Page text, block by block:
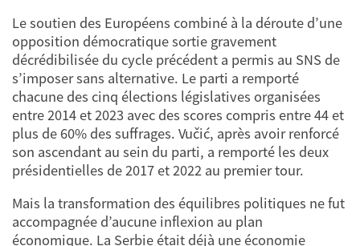
Le soutien des Européens combiné à la déroute d’une
opposition démocratique sortie gravement
décrédibilisée du cycle précédent a permis au SNS de
s’imposer sans alternative. Le parti a remporté
chacune des cinq élections législatives organisées
entre 2014 et 2023 avec des scores compris entre 44 et
plus de 60% des suffrages. Vučić, après avoir renforcé
son ascendant au sein du parti, a remporté les deux
présidentielles de 2017 et 2022 au premier tour.
Mais la transformation des équilibres politiques ne fut
accompagnée d’aucune inflexion au plan
économique. La Serbie était déjà une économie